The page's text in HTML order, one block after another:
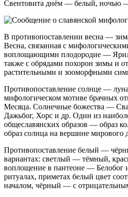
Свентовита днём — белый, ночью
В противопоставлении весна —
Весна, связанная с
воплощающими плодородие —
также с обрядами похорон зимы и
растительными и зооморфными
Противопоставление солнце —
мифологическом мотиве брачных
Месяца. Солнечные божества —
Дажьбог, Хорс и др. Один из
общеславянских образов — образ
образ солнца на вершине мирового
Противопоставление белый —
вариантах: светлый — тёмный,
воплощение в пантеоне — Белобог
ритуалах, приметах белый цвет
началом, чёрный — с